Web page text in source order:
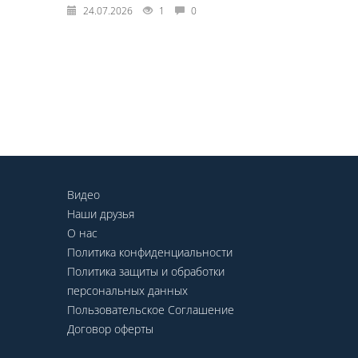
24.07.2026 1 0
Видео
Наши друзья
О нас
Политика конфиденциальности
Политика защиты и обработки
персональных данных
Пользовательское Соглашение
Договор оферты